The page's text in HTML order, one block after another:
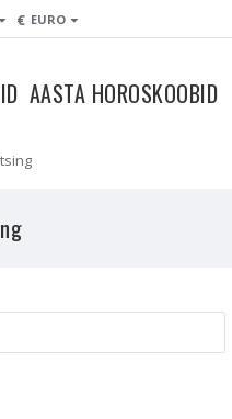
€ EURO
AASTA HOROSKOOBID